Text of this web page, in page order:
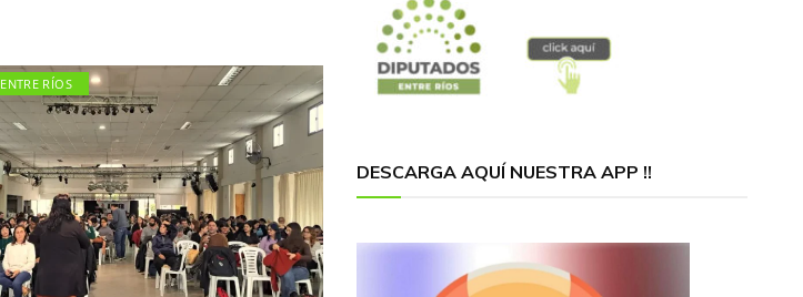
ENTRE RÍOS
DESCARGA AQUÍ NUESTRA APP !!